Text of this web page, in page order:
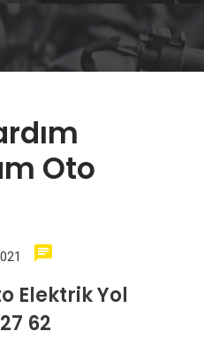
Oto
Elektrik Yol
62